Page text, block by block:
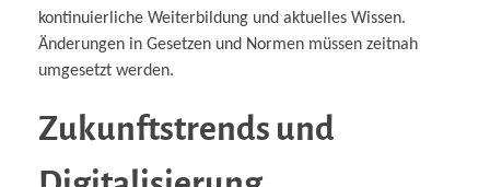
kontinuierliche Weiterbildung und aktuelles Wissen.
Änderungen in Gesetzen und Normen müssen zeitnah
umgesetzt werden.
Zukunftstrends und